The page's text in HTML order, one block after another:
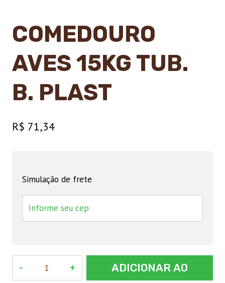
COMEDOURO
AVES 15KG TUB.
B. PLAST
R$ 71,34
Simulação de frete
ADICIONAR AO